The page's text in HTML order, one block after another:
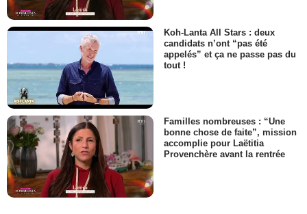
Koh-Lanta All Stars : deux
candidats n’ont “pas été
appelés” et ça ne passe pas du
tout !
Familles nombreuses : “Une
bonne chose de faite”, mission
accomplie pour Laëtitia
Provenchère avant la rentrée